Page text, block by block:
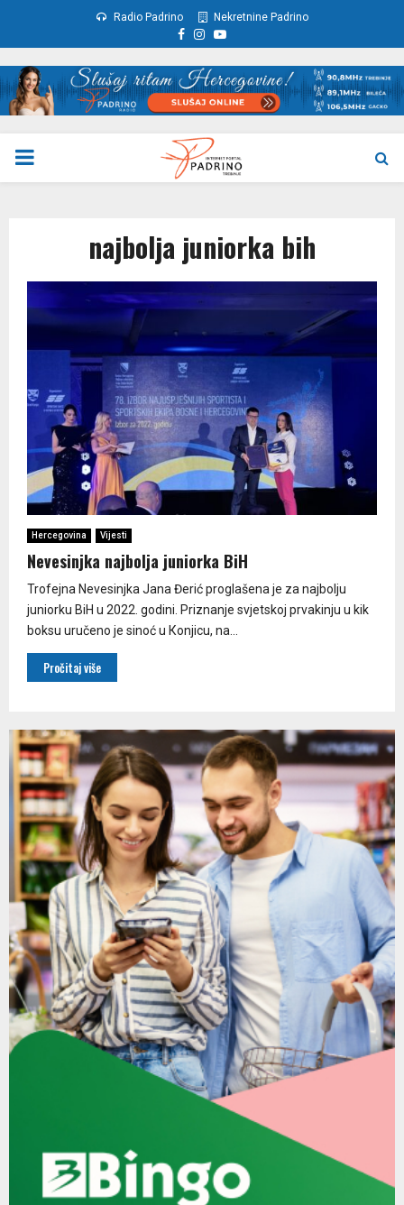
Radio Padrino Nekretnine Padrino
Facebook
Instagram
Youtube
PRIMARY
najbolja juniorka bih
Hercegovina Vijesti
Nevesinjka najbolja juniorka BiH
Trofejna Nevesinjka Jana Đerić proglašena je za najbolju
juniorku BiH u 2022. godini. Priznanje svjetskoj prvakinju u kik
boksu uručeno je sinoć u Кonjicu, na...
Pročitaj više